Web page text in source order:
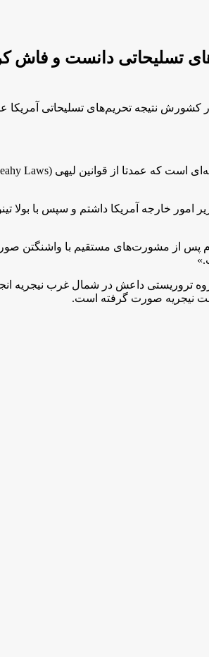
تسلیحاتی دانست و فاش
نتیجه تحریم‌های تسلیحاتی آمریکا
آمریکا به نیجریه)، من یک تماس تلفنی ۱۹ دقیقه‌ای با مارکو روبیو، وزیر
پس از مشورت‌های مستقیم با واشنگتن
تروریستی داعش در شمال غرب نیجریه
نیجریه صورت گرفته است.